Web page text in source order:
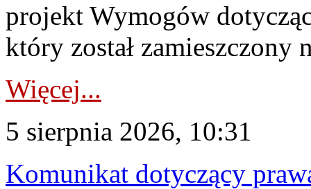
projekt Wymogów
który został zamieszczony
Więcej...
5 sierpnia 2026, 10:31
Komunikat dotyczący